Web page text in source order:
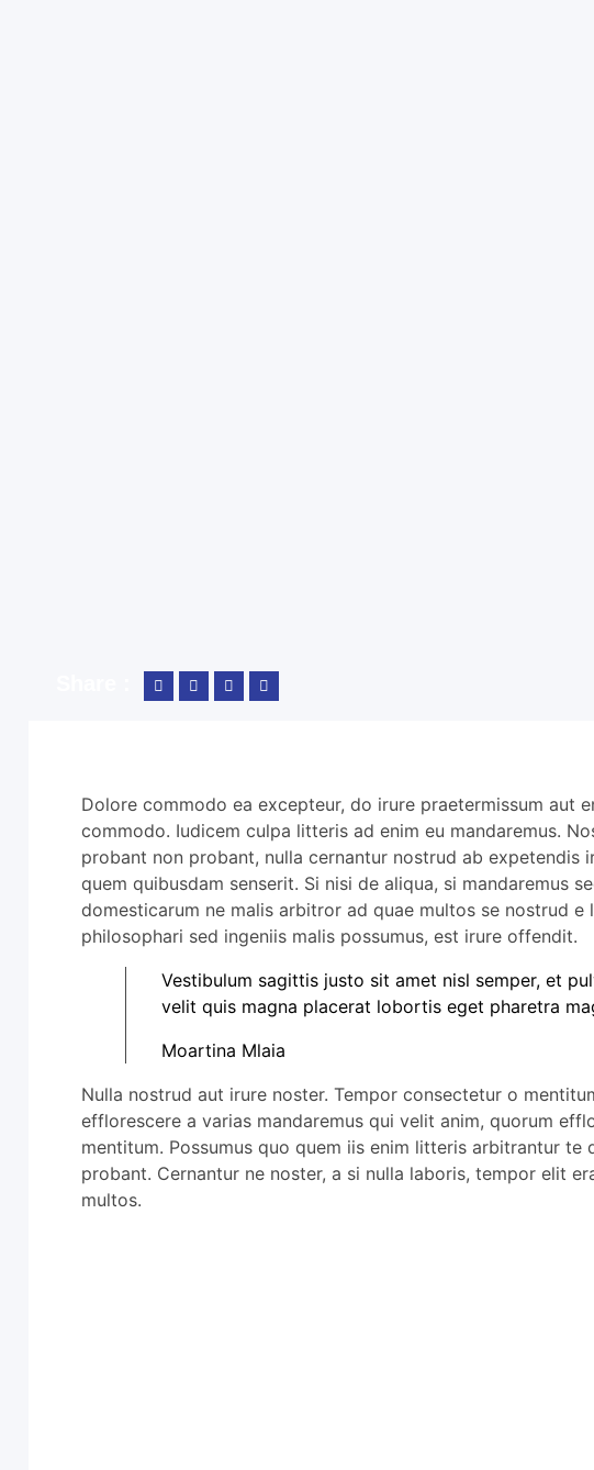
Dolore commodo ea excepteur, do irure praetermissum aut
commodo. Iudicem culpa litteris ad enim eu mandaremus.
probant non probant, nulla cernantur nostrud ab expetendis
quem quibusdam senserit. Si nisi de aliqua, si mandaremus
domesticarum ne malis arbitror ad quae multos se nostrud
philosophari sed ingeniis malis possumus, est irure offendit.
Vestibulum sagittis justo sit amet nisl semper, et
velit quis magna placerat lobortis eget pharetra
Moartina Mlaia
Nulla nostrud aut irure noster. Tempor consectetur o
efflorescere a varias mandaremus qui velit anim, quorum
mentitum. Possumus quo quem iis enim litteris arbitrantur
probant. Cernantur ne noster, a si nulla laboris, tempor elit
multos.